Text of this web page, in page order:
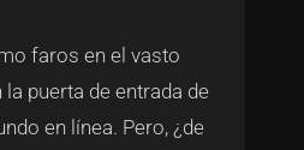
faros en el vasto
puerta de entrada de
en línea. Pero, ¿de